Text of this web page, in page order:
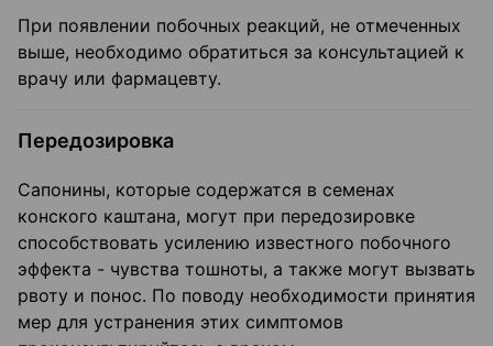
При появлении побочных реакций, не отмеченных
выше, необходимо обратиться за консультацией к
врачу или фармацевту.
Передозировка
Сапонины, которые содержатся в семенах
конского каштана, могут при передозировке
способствовать усилению известного побочного
эффекта - чувства тошноты, а также могут вызвать
рвоту и понос. По поводу необходимости принятия
мер для устранения этих симптомов